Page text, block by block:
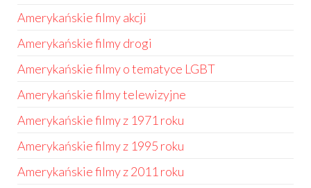
Amerykańskie filmy akcji
Amerykańskie filmy drogi
Amerykańskie filmy o tematyce LGBT
Amerykańskie filmy telewizyjne
Amerykańskie filmy z 1971 roku
Amerykańskie filmy z 1995 roku
Amerykańskie filmy z 2011 roku